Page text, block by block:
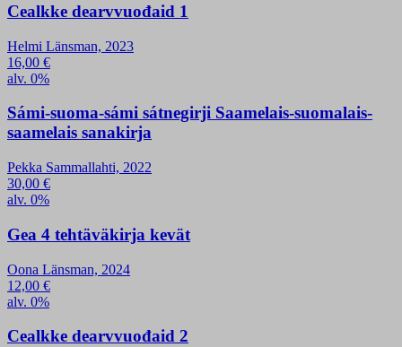
Cealkke dearvvuođaid 1
Helmi Länsman, 2023
16,00 €
alv. 0%
Sámi-suoma-sámi sátnegirji Saamelais-suomalais-
saamelais sanakirja
Pekka Sammallahti, 2022
30,00 €
alv. 0%
Gea 4 tehtäväkirja kevät
Oona Länsman, 2024
12,00 €
alv. 0%
Cealkke dearvvuođaid 2